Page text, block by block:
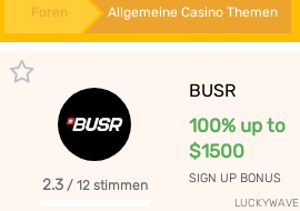
Foren Allgemeine Casino Themen
2.3/ 12 stimmen
BUSR
100% up to
$1500
SIGN UP BONUS
LUCKYWAVE